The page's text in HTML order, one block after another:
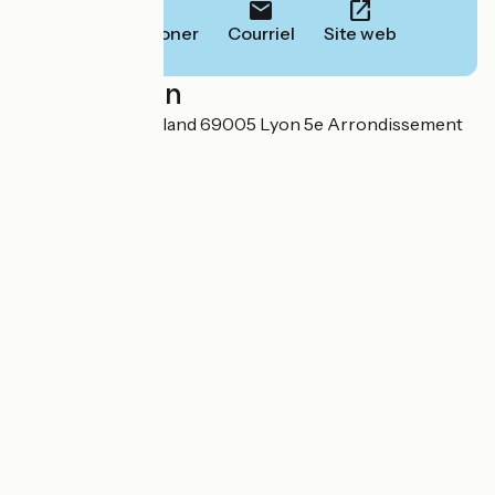
Téléphoner Courriel Site web
Localisation
7 quai Romain Rolland 69005 Lyon 5e Arrondissement